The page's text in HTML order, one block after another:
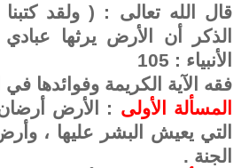
قال الله تعالى : ( ولقد
الذكر أن الأرض يرثها
الأنبياء : 105
فقه الآية الكريمة وفوائدها في
المسألة الأولى : الأرض
التي يعيش البشر عليها ،
الجنة .